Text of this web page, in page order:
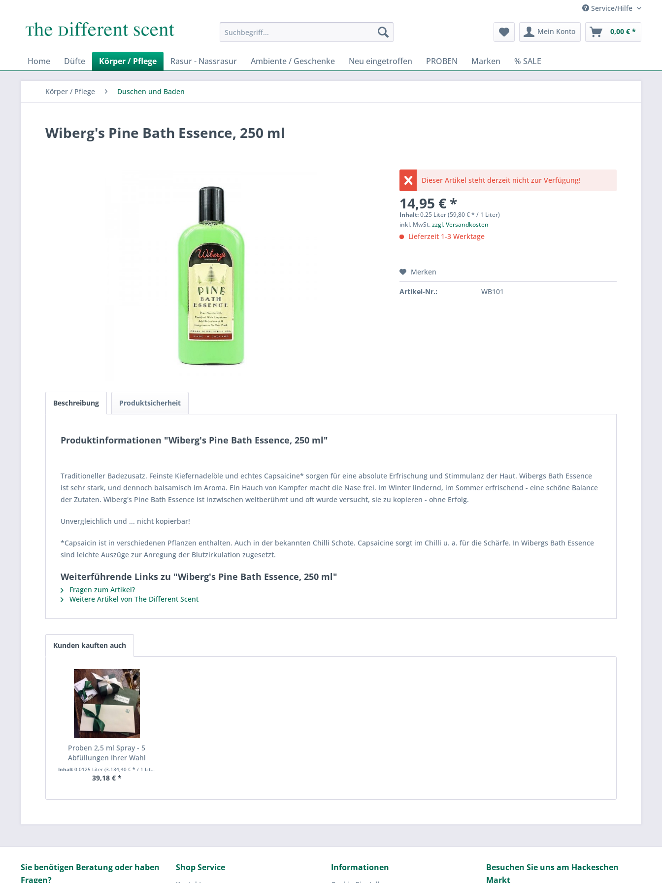
Service/Hilfe
Mein Konto 0,00 € *
Home Düfte Körper / Pflege Rasur - Nassrasur Ambiente / Geschenke Neu eingetroffen PROBEN Marken % SALE
Körper / Pflege Duschen und Baden
Wiberg's Pine Bath Essence, 250 ml
Dieser Artikel steht derzeit nicht zur Verfügung!
14,95 € *
Inhalt:0.25 Liter (59,80 € * / 1 Liter)
inkl. MwSt.zzgl. Versandkosten
Lieferzeit 1-3 Werktage
Merken
Artikel-Nr.: WB101
Beschreibung Produktsicherheit
Produktinformationen "Wiberg's Pine Bath Essence, 250 ml"
Traditioneller Badezusatz. Feinste Kiefernadelöle und echtes Capsaicine* sorgen für eine absolute Erfrischung und Stimmulanz der Haut. Wibergs Bath Essence
ist sehr stark, und dennoch balsamisch im Aroma. Ein Hauch von Kampfer macht die Nase frei. Im Winter lindernd, im Sommer erfrischend - eine schöne Balance
der Zutaten. Wiberg's Pine Bath Essence ist inzwischen weltberühmt und oft wurde versucht, sie zu kopieren - ohne Erfolg.
Unvergleichlich und ... nicht kopierbar!
*Capsaicin ist in verschiedenen Pflanzen enthalten. Auch in der bekannten Chilli Schote. Capsaicine sorgt im Chilli u. a. für die Schärfe. In Wibergs Bath Essence
sind leichte Auszüge zur Anregung der Blutzirkulation zugesetzt.
Weiterführende Links zu "Wiberg's Pine Bath Essence, 250 ml"
Fragen zum Artikel?
Weitere Artikel von The Different Scent
Kunden kauften auch
Proben 2,5 ml Spray - 5
Abfüllungen Ihrer Wahl
Inhalt 0.0125 Liter (3.134,40 € * / 1 Liter)
39,18 € *
Sie benötigen Beratung oder haben
Fragen?
Shop Service Informationen
Besuchen Sie uns am Hackeschen
Markt